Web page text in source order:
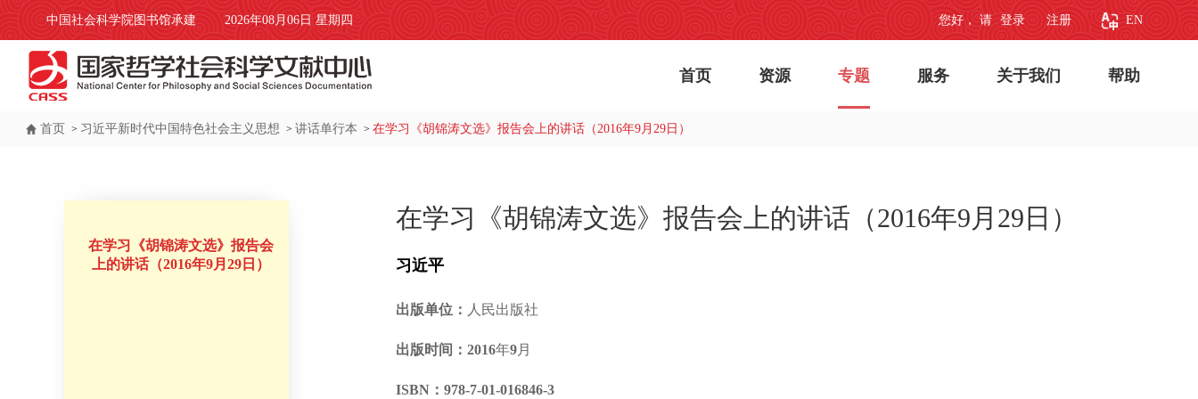
您好， 请 登录 注册 EN
2026年08月06日 星期四
中国社会科学院图书馆承建
首页 资源 专题 服务 关于我们 帮助
首页 > 习近平新时代中国特色社会主义思想 > 讲话单行本 > 在学习《胡锦涛文选》报告会上的讲话（2016年9月29日）
在学习《胡锦涛文选》报告会
上的讲话（2016年9月29日）
在学习《胡锦涛文选》报告会上的讲话（2016年9月29日）
习近平
出版单位： 人民出版社
出版时间： 2016年9月
ISBN： 978-7-01-016846-3